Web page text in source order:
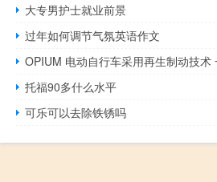
大专男护士就业前景
过年如何调节气氛英语作文
OPIUM 电动自行车采用再生制动技术
托福90多什么水平
可乐可以去除铁锈吗